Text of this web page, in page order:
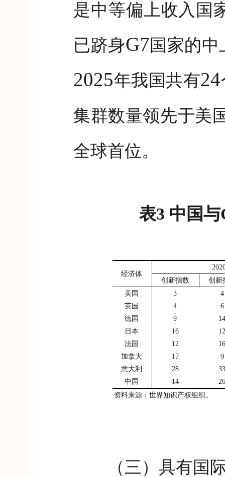
是中等偏上收入国
已跻身G7国家的
2025年我国共有24
集群数量领先于美
全球首位。
表3 中国与
经济体
创新指数
创新
美国
3
4
英国
4
6
德国
9
日本
16
法国
12
加拿大
17
9
意大利
28
中国
14
资料来源：世界知识产权组织。
（三）具有国际